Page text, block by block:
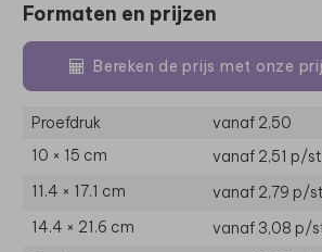
Formaten en prijzen
Bereken de prijs met onze
Proefdruk
vanaf 2,50
10 × 15 cm
vanaf 2,51 p/st
11.4 × 17.1 cm
vanaf 2,79 p/st
14.4 × 21.6 cm
vanaf 3,08 p/